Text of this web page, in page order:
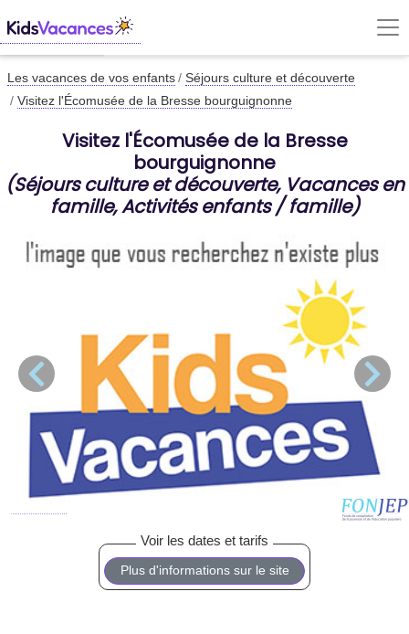
Les vacances de vos enfants
Séjours culture et découverte
Visitez l'Écomusée de la Bresse bourguignonne
Visitez l'Écomusée de la Bresse
bourguignonne
(Séjours culture et découverte, Vacances en
famille, Activités enfants / famille)
Plus d'informations sur le site